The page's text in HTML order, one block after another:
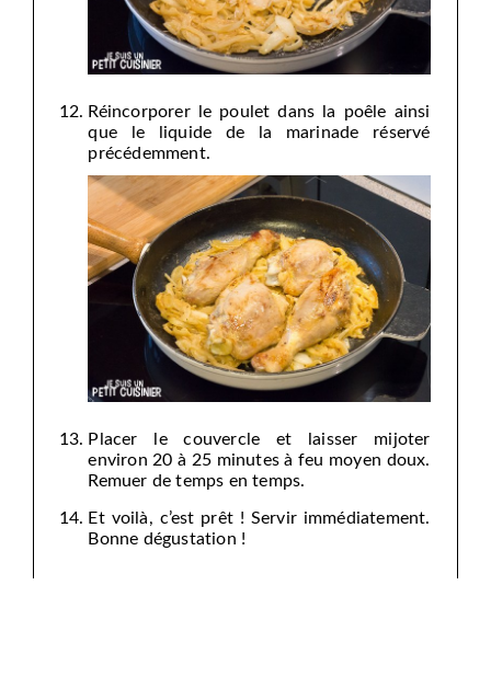
Réincorporer le poulet dans la poêle ainsi
que le liquide de la marinade réservé
précédemment.
Placer le couvercle et laisser mijoter
environ 20 à 25 minutes à feu moyen doux.
Remuer de temps en temps.
Et voilà, c’est prêt ! Servir immédiatement.
Bonne dégustation !